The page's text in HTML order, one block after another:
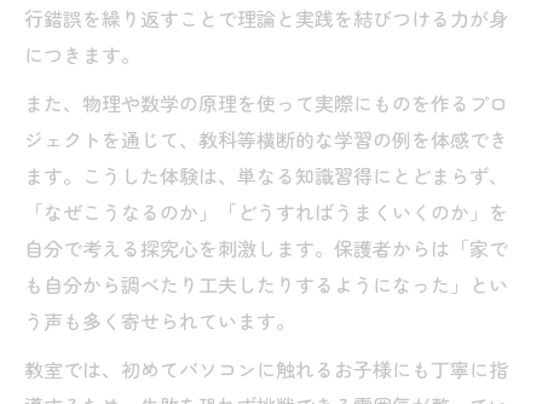
行錯誤を繰り返すことで理論と実践を結びつける力が身
につきます。
また、物理や数学の原理を使って実際にものを作るプロ
ジェクトを通じて、教科等横断的な学習の例を体感でき
ます。こうした体験は、単なる知識習得にとどまらず、
「なぜこうなるのか」「どうすればうまくいくのか」を
自分で考える探究心を刺激します。保護者からは「家で
も自分から調べたり工夫したりするようになった」とい
う声も多く寄せられています。
教室では、初めてパソコンに触れるお子様にも丁寧に指